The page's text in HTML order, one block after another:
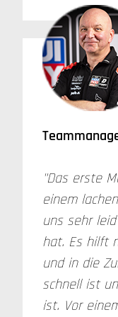
"Das erste
einem
uns sehr
hat. Es hilft
und in die
schnell ist
ist. Vor